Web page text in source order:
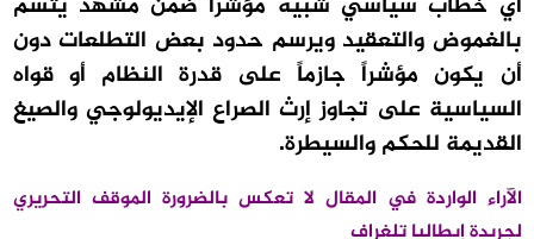
بالغموض والتعقيد ويرسم حدود بعض التطلعات دون
أن يكون مؤشراً جازماً على قدرة النظام أو قواه
السياسية على تجاوز إرث الصراع الإيديولوجي والصيغ
القديمة للحكم والسيطرة.
الآراء الواردة في المقال لا تعكس بالضرورة الموقف التحريري
لجريدة إيطاليا تلغراف